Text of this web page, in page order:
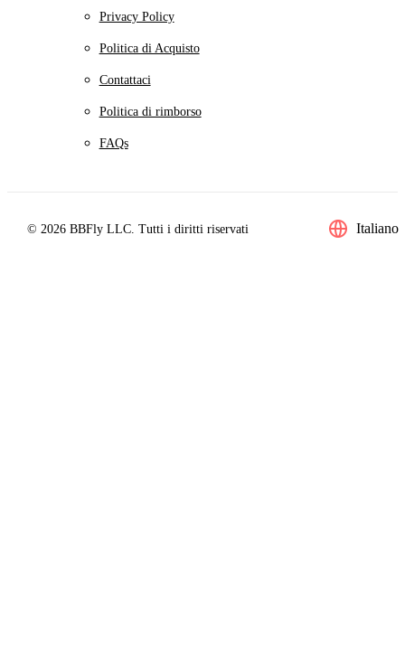
Privacy Policy
Politica di Acquisto
Contattaci
Politica di rimborso
FAQs
© 2026 BBFly LLC. Tutti i diritti riservati Italiano